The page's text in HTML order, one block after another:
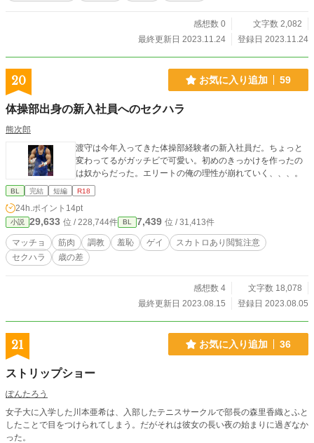
感想数 0
文字数 2,082
最終更新日 2023.11.24
登録日 2023.11.24
20 お気に入り追加 59
体操部出身の新入社員へのセクハラ
熊次郎
渡守は今年入ってきた体操部経験者の新入社員だ。ちょっと
変わってるがガッチビで可愛い。初めのきっかけを作ったの
は奴からだった。エリートの俺の理性が崩れていく、、、。
BL 完結 短編 R18
24h.ポイント 14pt
小説 29,633 位 / 228,744件 BL 7,439 位 / 31,413件
マッチョ 筋肉 調教 羞恥 ゲイ
スカトロあり閲覧注意
セクハラ
歳の差
感想数 4
文字数 18,078
最終更新日 2023.08.15
登録日 2023.08.05
21 お気に入り追加 36
ストリップショー
ぽんたろう
女子大に入学した川本亜希は、入部したテニスサークルで部長の森里香織とふと
したことで目をつけられてしまう。だがそれは彼女の長い夜の始まりに過ぎなか
った。